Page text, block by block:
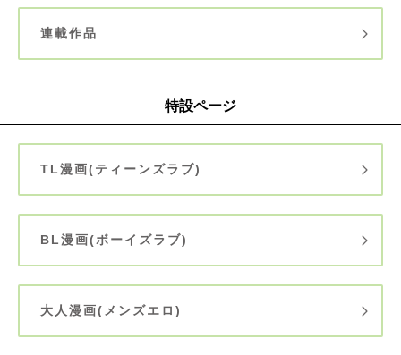
連載作品
特設ページ
TL漫画(ティーンズラブ)
BL漫画(ボーイズラブ)
大人漫画(メンズエロ)